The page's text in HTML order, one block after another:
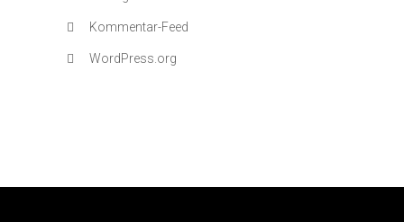
Kommentar-Feed
WordPress.org